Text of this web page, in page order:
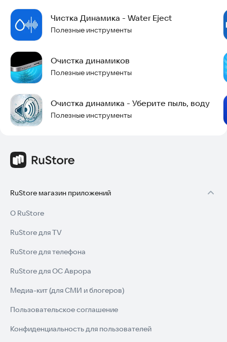
Чистка Динамика - Water Eject
Полезные инструменты
Очистка динамиков
Полезные инструменты
Очистка динамика - Уберите пыль, воду
Полезные инструменты
RuStore магазин приложений
О RuStore
RuStore для TV
RuStore для телефона
RuStore для ОС Аврора
Медиа-кит (для СМИ и блогеров)
Пользовательское соглашение
Конфиденциальность для пользователей